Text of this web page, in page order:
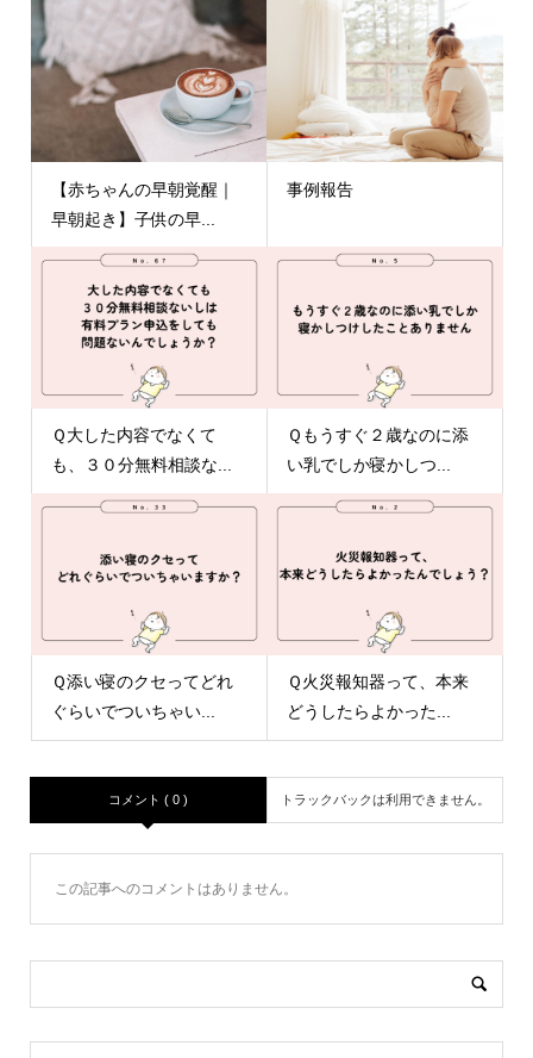
【赤ちゃんの早朝覚醒｜
早朝起き】子供の早...
事例報告
Ｑ大した内容でなくて
も、３０分無料相談な...
Ｑもうすぐ２歳なのに添
い乳でしか寝かしつ...
Ｑ添い寝のクセってどれ
ぐらいでついちゃい...
Ｑ火災報知器って、本来
どうしたらよかった...
コメント ( 0 ) トラックバックは利用できません。
この記事へのコメントはありません。